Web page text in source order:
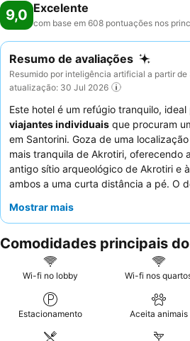
9,0 Excelente
com base em 608 pontuações nos
Resumo de avaliações
Resumido por inteligência artificial a partir
atualização: 30 Jul 2026
Este hotel é um refúgio tranquilo, ideal
viajantes individuais que procuram
em Santorini. Goza de uma
mais tranquila de Akrotiri, oferecendo
antigo sítio arqueológico de Akrotiri e
ambos a uma curta distância a pé. O
idades. Os hóspedes elogiam
pequeno-almoço. Para uma
serena, considere pedir um quarto
uma estadia mais tranquila.
Mostrar mais
Comodidades principais
Wi-fi no lobby Wi-fi nos
Estacionamento Aceita animais